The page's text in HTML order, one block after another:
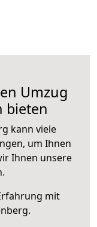
Umzug
bieten
kann viele
um Ihnen
Ihnen unsere
mit
.